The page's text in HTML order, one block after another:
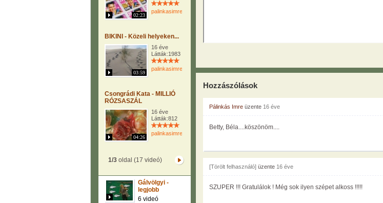
02:23
palinkasimre
BIKINI - Közeli helyeken...
03:59
16 éve
Látták:1983
palinkasimre
Csongrádi Kata - MILLIÓ
RÓZSASZÁL
04:26
16 éve
Látták:812
palinkasimre
1/3oldal (17 videó)
Gálvölgyi -
legjobb
6 videó
Hozzászólások
Pálinkás Imre üzente 16 éve
Betty, Béla....köszönöm....
[Törölt felhasználó] üzente 16 éve
SZUPER !!! Gratulálok ! Még sok ilyen szépet alkoss !!!!!